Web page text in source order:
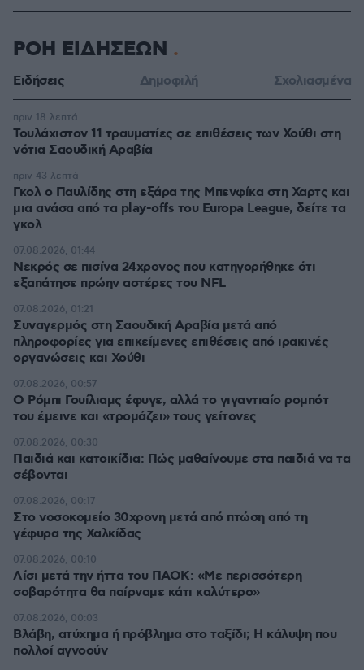
ΡΟΗ ΕΙΔΗΣΕΩΝ
Ειδήσεις Δημοφιλή Σχολιασμένα
Τουλάχιστον 11 τραυματίες σε επιθέσεις των Χούθι στη
νότια Σαουδική Αραβία
πριν 18 λεπτά
Γκολ ο Παυλίδης στη εξάρα της Μπενφίκα στη Χαρτς και
μια ανάσα από τα play-offs του Europa League, δείτε τα
γκολ
πριν 43 λεπτά
Νεκρός σε πισίνα 24χρονος που κατηγορήθηκε ότι
εξαπάτησε πρώην αστέρες του NFL
07.08.2026, 01:44
Συναγερμός στη Σαουδική Αραβία μετά από
πληροφορίες για επικείμενες επιθέσεις από ιρακινές
οργανώσεις και Χούθι
07.08.2026, 01:21
Ο Ρόμπι Γουίλιαμς έφυγε, αλλά το γιγαντιαίο ρομπότ
του έμεινε και «τρομάζει» τους γείτονες
07.08.2026, 00:57
Παιδιά και κατοικίδια: Πώς μαθαίνουμε στα παιδιά να τα
σέβονται
07.08.2026, 00:30
Στο νοσοκομείο 30χρονη μετά από πτώση από τη
γέφυρα της Χαλκίδας
07.08.2026, 00:17
Λίσι μετά την ήττα του ΠΑΟΚ: «Με περισσότερη
σοβαρότητα θα παίρναμε κάτι καλύτερο»
07.08.2026, 00:10
Βλάβη, ατύχημα ή πρόβλημα στο ταξίδι; Η κάλυψη που
πολλοί αγνοούν
07.08.2026, 00:03